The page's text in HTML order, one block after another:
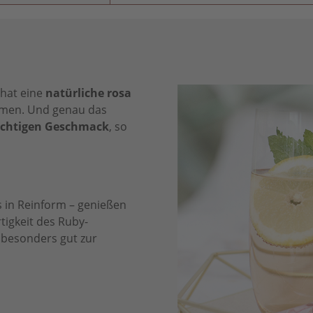
eine natürliche rosa
Und genau das
Geschmack, so
in Reinform – genießen
des Ruby-
gut zur